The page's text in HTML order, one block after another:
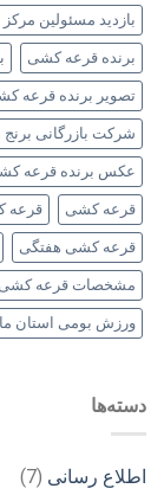
بازدید مسئولین
برنده قرعه کشی
تصویر برنده قرعه
شرکت بازرگانی برنج
عکس برنده قرعه
قرعه کشی قرعه
قرعه کشی هفتگی
مشخصات قرعه کشی
ورزش بومی استان
دسته‌ها
اطلاع رسانی (7)